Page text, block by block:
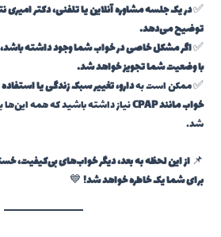
✅در یک جلسه مشاوره آنلاین یا تلفنی، دکتر
توضیح می‌دهد.
✅اگر مشکل خاصی در خواب شما وجود داشته
با وضعیت شما تجویز خواهد شد.
✅ ممکن است بهدارو، تغییر سبک زندگی یا
خواب مانند CPAP
نیاز داشته باشید که همه
شد.
📌از این لحظه به بعد، دیگر خواب‌های بی‌کیفیت،
برای شما یک خاطره خواهد شد!💙